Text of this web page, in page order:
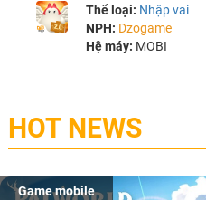
Thể loại: Nhập vai
NPH: Dzogame
Hệ máy: MOBI
HOT NEWS
Game mobile